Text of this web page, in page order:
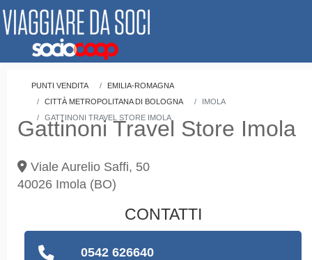
PUNTI VENDITA
EMILIA-ROMAGNA
CITTÀ METROPOLITANA DI BOLOGNA
IMOLA
GATTINONI TRAVEL STORE IMOLA
Gattinoni Travel Store Imola
Viale Aurelio Saffi, 50
40026 Imola (BO)
CONTATTI
0542 626640